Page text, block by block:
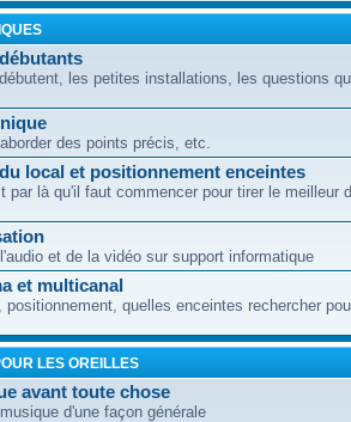
les petites installations, les questions
des points précis, etc.
local et positionnement enceintes
par là qu'il faut commencer pour tirer le meilleur
et de la vidéo sur support informatique
et multicanal
positionnement, quelles enceintes rechercher
LES OREILLES
avant toute chose
d'une façon générale